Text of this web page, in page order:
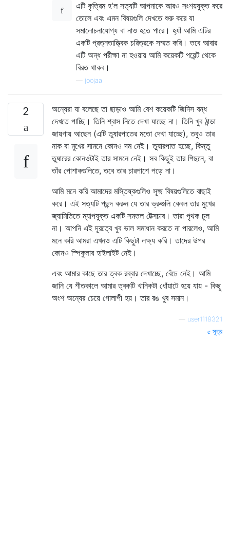
এটি কৃত্রিম হ'ল সত্যটি আপনাকে আরও সংশয়যুক্ত করে
তোলে এবং এমন বিষয়গুলি দেখতে শুরু করে যা
সমালোচনাযোগ্য বা নাও হতে পারে। হ্যাঁ আমি এটির
একটি প্রত্নতাত্ত্বিক চরিত্রকে সম্মত করি। তবে আবার
এটি অন্ধ পরীক্ষা না হওয়ায় আমি কয়েকটি পয়েন্ট থেকে
বিরত থাকব।
joojaa
2
অন্যেরা যা বলেছে তা ছাড়াও আমি বেশ কয়েকটি জিনিস বন্ধ
দেখতে পাচ্ছি। তিনি শ্বাস নিতে দেখা যাচ্ছে না। তিনি খুব ঠান্ডা
জায়গায় আছেন (এটি তুষারপাতের মতো দেখা যাচ্ছে), তবুও তার
নাক বা মুখের সামনে কোনও দম নেই। তুষারপাত হচ্ছে, কিন্তু
তুষারের কোনওটাই তার সামনে নেই। সব কিছুই তার পিছনে, বা
তাঁর পোশাকগুলিতে, তবে তার চারপাশে পড়ে না।
আমি মনে করি আমাদের মস্তিষ্কগুলিও সূক্ষ্ম বিষয়গুলিতে বাছাই
করে। এই সত্যটি পছন্দ করুন যে তার ভ্রুগুলি কেবল তার মুখের
জ্যামিতিতে ম্যাপযুক্ত একটি সমতল টেক্সচার। তারা পৃথক চুল
না। আপনি এই দূরত্বে খুব ভাল সমাধান করতে না পারলেও, আমি
মনে করি আমরা এখনও এটি কিছুটা লক্ষ্য করি। তাদের উপর
কোনও স্পিকুলার হাইলাইট নেই।
এবং আমার কাছে তার ত্বক রব্বার দেখাচ্ছে, বেঁচে নেই। আমি
জানি যে শীতকালে আমার ত্বকটি খানিকটা ধোঁয়াটে হয়ে যায় - কিছু
অংশ অন্যের চেয়ে গোলাপী হয়। তার রঙ খুব সমান।
user1118321
সূত্র